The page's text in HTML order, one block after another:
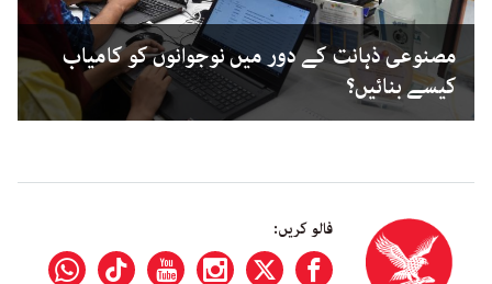
مصنوعی ذہانت کے دور میں نوجوانوں کو کامیاب
کیسے بنائیں؟
فالو کریں: